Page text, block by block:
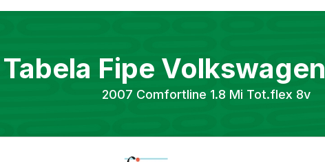
Tabela Fipe Volkswagen
2007 Comfortline 1.8 Mi Tot.flex 8v